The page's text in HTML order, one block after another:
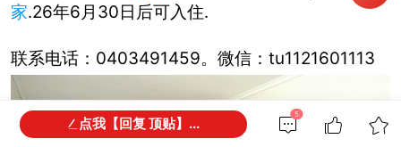
家.26年6月30日后可入住.
联系电话：0403491459。微信：tu1121601113
5
点我【回复 顶贴】...